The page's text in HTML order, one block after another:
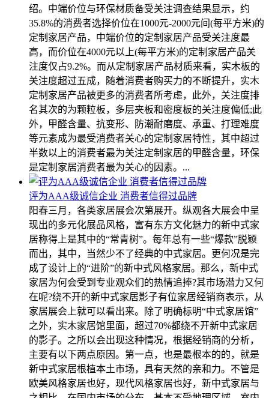
绍。中端价位与环保材质备受关注调查结果显示，约
35.8%的消费者选择价位在1000元-2000元间(每平方米)的
定制家居产品，中端价位的定制家居产品受关注度最
高，而价位在4000元以上(每平方米)的定制家居产品关
注度仅占9.2%。而从定制家居产品材质来看，实木板的
关注度超过五成，随着消费者购买力的不断提升，实木
定制家居产品被更多的消费者所考虑，此外，关注度排
名其次的为颗粒板，多层夹板和密度板的关注度偏低;此
外，甲醛含量、抗变形、防潮耐磨度、承重、打理难度
等元素成为最受消费者关心的定制家居特性，其中超过
半数以上的消费者最为关注定制家居的甲醛含量，环保
是定制家居消费者最为关心的因素。...
评为AAA级诚信企业 消费者信得过品牌
阳春三月，各类家居展会次第展开。纵观各大展会中呈
现出的多元化展品风格，富有东方文化魅力的新中式家
居称得上是其中的“常青树”。每年总有一些“爆款”脱颖
而出，其中，当然少不了经典的中式家居。更何况是完
成了设计上的“进阶”的新中式风格家居。那么，新中式
家居为何会受到专业观众们的热情追捧?其市场潜力又何
在呢?绕不开的新中式家居影子有位家居经销商表示，从
家居展会上就可以看出来。除了明确标明“中式家居馆”
之外，实木家居馆里面，超过70%都绕不开新中式家居
的影子。之所以会出现这种情况，根据经销商的分析，
主要有以下两点原因。第一点，也是最根本的的，就是
新中式家居根植本土市场，具有天然的亲和力。不管是
欧美风格家居也好，现代风格家居也好，新中式家居与